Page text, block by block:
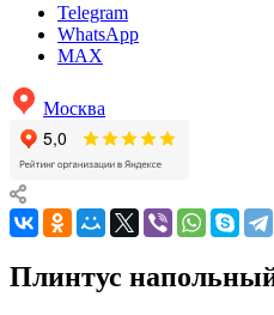
Telegram
WhatsApp
MAX
Москва
Плинтус